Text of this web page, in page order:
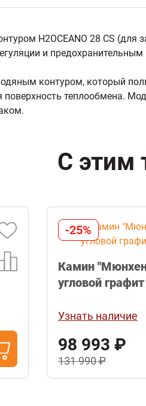
H2OCEANO 28 CS (для
и предохранительным
контуром, который
поверхность теплообмена.
С этим
-20%
Топка
два
Узнать
184